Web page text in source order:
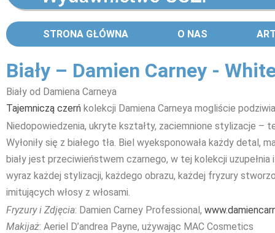
STRONA GŁÓWNA O NAS
Biały – Damien Carney -
Biały od Damiena Carneya
Tajemniczą czerń kolekcji Damiena Carneya mogliście
Niedopowiedzenia, ukryte kształty, zaciemnione stylizacje –
Wyłoniły się z białego tła. Biel wyeksponowała każdy detal,
biały jest przeciwieństwem czarnego, w tej kolekcji
wyraz każdej stylizacji, każdego obrazu, każdej fryzury
imitujących włosy z włosami.
Fryzury i Zdjęcia: Damien Carney Professional,
Makijaż: Aeriel D’andrea Payne, używając MAC Cosmetics